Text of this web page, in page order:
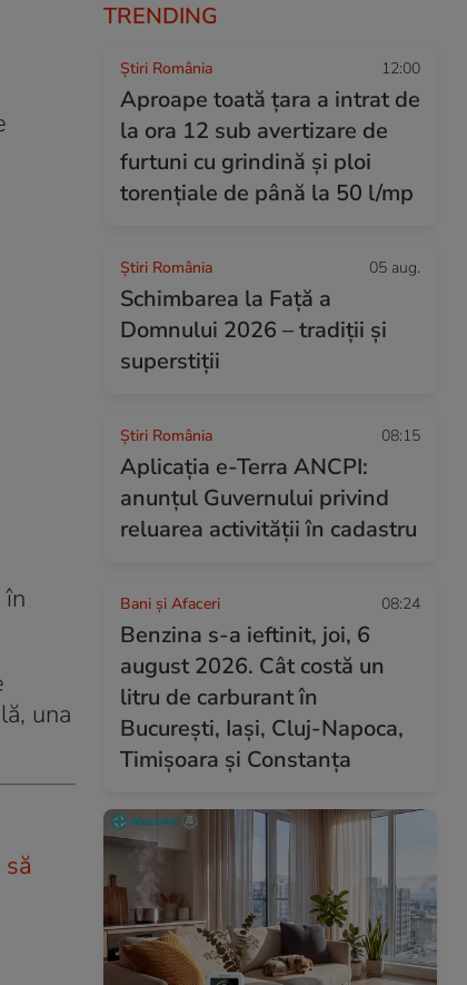
una
TRENDING
Știri România 12:00
Aproape toată țara a intrat de
la ora 12 sub avertizare de
furtuni cu grindină și ploi
torențiale de până la 50 l/mp
Știri România 05 aug.
Schimbarea la Față a
Domnului 2026 – tradiții și
superstiții
Știri România 08:15
Aplicația e-Terra ANCPI:
anunțul Guvernului privind
reluarea activității în cadastru
Bani și Afaceri 08:24
Benzina s-a ieftinit, joi, 6
august 2026. Cât costă un
litru de carburant în
București, Iași, Cluj-Napoca,
Timișoara și Constanța